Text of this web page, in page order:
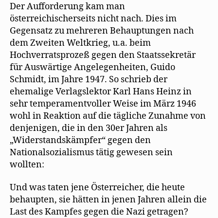
Der Aufforderung kam man
österreichischerseits nicht nach. Dies im
Gegensatz zu mehreren Behauptungen nach
dem Zweiten Weltkrieg, u.a. beim
Hochverratsprozeß gegen den Staatssekretär
für Auswärtige Angelegenheiten, Guido
Schmidt, im Jahre 1947. So schrieb der
ehemalige Verlagslektor Karl Hans Heinz in
sehr temperamentvoller Weise im März 1946
wohl in Reaktion auf die tägliche Zunahme von
denjenigen, die in den 30er Jahren als
„Widerstandskämpfer“ gegen den
Nationalsozialismus tätig gewesen sein
wollten:
Und was taten jene Österreicher, die heute
behaupten, sie hätten in jenen Jahren allein die
Last des Kampfes gegen die Nazi getragen?